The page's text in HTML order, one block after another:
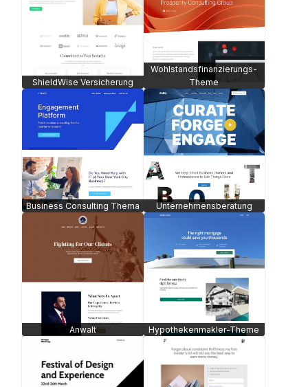
ShieldWise Versicherung
Wohlstandsfinanzierungs-
Theme
Business Consulting Thema Unternehmensberatung
Anwalt Hypothekenmakler-Theme